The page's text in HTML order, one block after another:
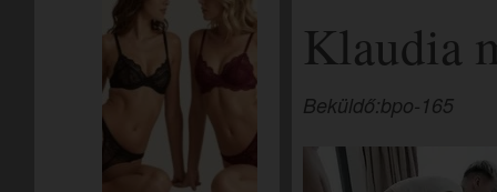
Klaudia
Beküldő:bpo-165